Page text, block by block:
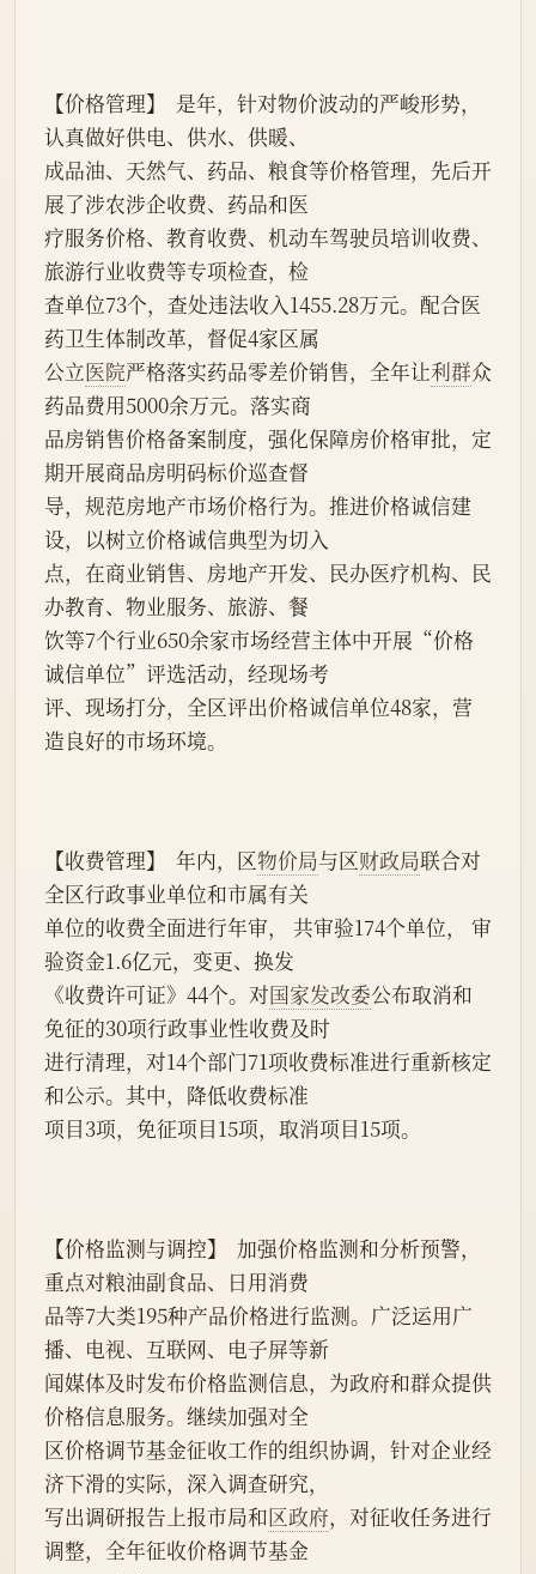
【价格管理】  是年，针对物价波动的严峻形势，
认真做好供电、供水、供暖、
成品油、天然气、药品、粮食等价格管理，先后开
展了涉农涉企收费、药品和医
疗服务价格、教育收费、机动车驾驶员培训收费、
旅游行业收费等专项检查，检
查单位73个，查处违法收入1455.28万元。配合医
药卫生体制改革，督促4家区属
公立医院严格落实药品零差价销售，全年让利群众
药品费用5000余万元。落实商
品房销售价格备案制度，强化保障房价格审批，定
期开展商品房明码标价巡查督
导，规范房地产市场价格行为。推进价格诚信建
设，以树立价格诚信典型为切入
点，在商业销售、房地产开发、民办医疗机构、民
办教育、物业服务、旅游、餐
饮等7个行业650余家市场经营主体中开展“价格
诚信单位”评选活动，经现场考
评、现场打分，全区评出价格诚信单位48家，营
造良好的市场环境。
【收费管理】  年内，区物价局与区财政局联合对
全区行政事业单位和市属有关
单位的收费全面进行年审， 共审验174个单位， 审
验资金1.6亿元，变更、换发
《收费许可证》44个。对国家发改委公布取消和
免征的30项行政事业性收费及时
进行清理，对14个部门71项收费标准进行重新核定
和公示。其中，降低收费标准
项目3项，免征项目15项，取消项目15项。
【价格监测与调控】  加强价格监测和分析预警，
重点对粮油副食品、日用消费
品等7大类195种产品价格进行监测。广泛运用广
播、电视、互联网、电子屏等新
闻媒体及时发布价格监测信息，为政府和群众提供
价格信息服务。继续加强对全
区价格调节基金征收工作的组织协调，针对企业经
济下滑的实际，深入调查研究，
写出调研报告上报市局和区政府，对征收任务进行
调整，全年征收价格调节基金